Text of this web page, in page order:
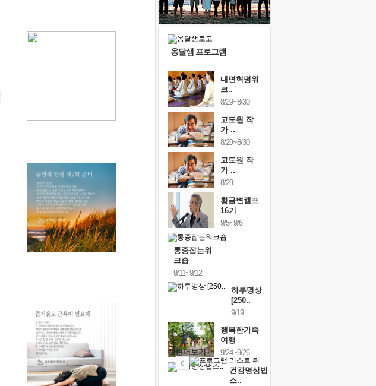
슬럼프
보고 싶은 어머니
못된 꼰대들
옹달샘 프로그램
내면혁명워
크..
8/29~8/30
고도원 작
가 ..
8/29~8/30
고도원 작
가 ..
8/29
황금변캠프
16기
9/5~9/6
통증잡는워
크숍
9/11~9/12
하루명상
[250..
9/19
행복한가족
여행
9/24~9/26
건강명상법
스..
캘린더보기+